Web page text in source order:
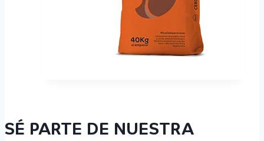
SÉ PARTE DE NUESTRA